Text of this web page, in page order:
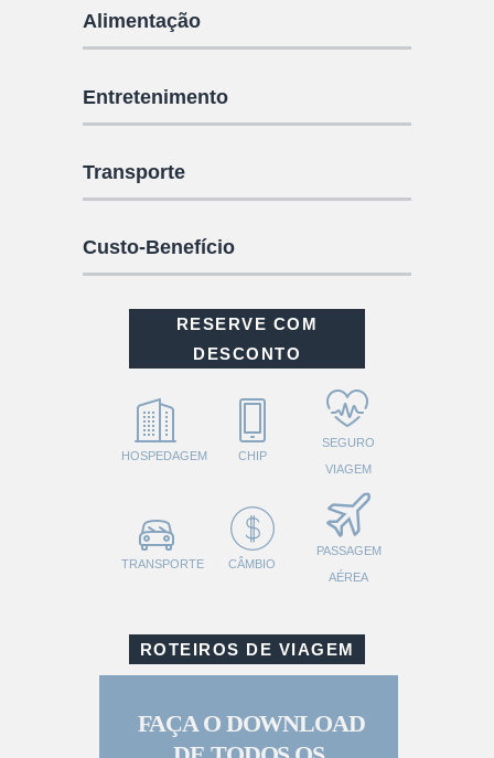
Alimentação
Entretenimento
Transporte
Custo-Benefício
RESERVE COM
DESCONTO
HOSPEDAGEM CHIP
SEGURO
VIAGEM
TRANSPORTE CÂMBIO
PASSAGEM
AÉREA
ROTEIROS DE VIAGEM
FAÇA O DOWNLOAD